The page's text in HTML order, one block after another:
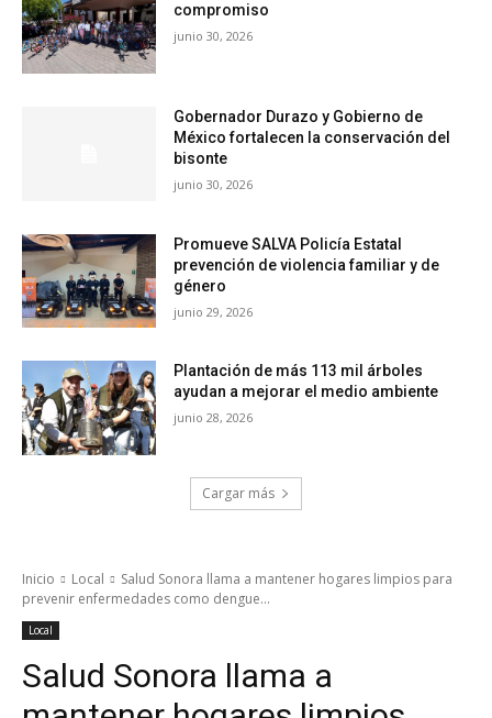
compromiso
junio 30, 2026
Gobernador Durazo y Gobierno de
México fortalecen la conservación del
bisonte
junio 30, 2026
Promueve SALVA Policía Estatal
prevención de violencia familiar y de
género
junio 29, 2026
Plantación de más 113 mil árboles
ayudan a mejorar el medio ambiente
junio 28, 2026
Cargar más